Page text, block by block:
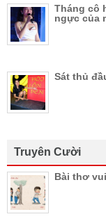
Tháng cô
ngực của
Sát thủ
Truyên Cười
Bài thơ